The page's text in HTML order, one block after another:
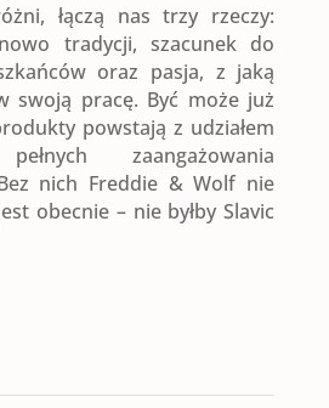
łączą nas trzy rzeczy:
tradycji, szacunek do
oraz pasja, z jaką
swoją pracę. Być może już
powstają z udziałem
zaangażowania
nich Freddie & Wolf nie
obecnie – nie byłby Slavic